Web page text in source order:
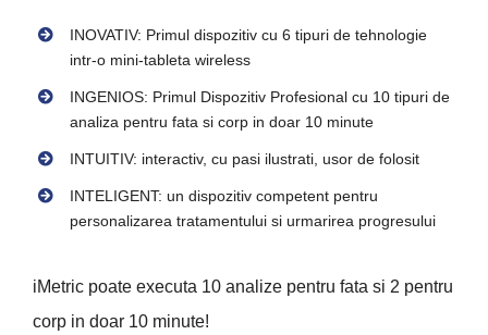
INOVATIV: Primul dispozitiv cu 6 tipuri de tehnologie
intr-o mini-tableta wireless
INGENIOS: Primul Dispozitiv Profesional cu 10 tipuri de
analiza pentru fata si corp in doar 10 minute
INTUITIV: interactiv, cu pasi ilustrati, usor de folosit
INTELIGENT: un dispozitiv competent pentru
personalizarea tratamentului si urmarirea progresului
iMetric poate executa 10 analize pentru fata si 2 pentru
corp in doar 10 minute!